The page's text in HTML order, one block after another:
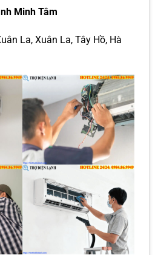
Minh Tâm
La, Xuân La, Tây Hồ, Hà